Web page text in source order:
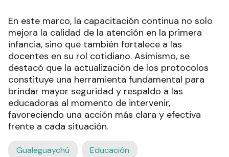
En este marco, la capacitación continua no solo
mejora la calidad de la atención en la primera
infancia, sino que también fortalece a las
docentes en su rol cotidiano. Asimismo, se
destacó que la actualización de los protocolos
constituye una herramienta fundamental para
brindar mayor seguridad y respaldo a las
educadoras al momento de intervenir,
favoreciendo una acción más clara y efectiva
frente a cada situación.
Gualeguaychú Educación